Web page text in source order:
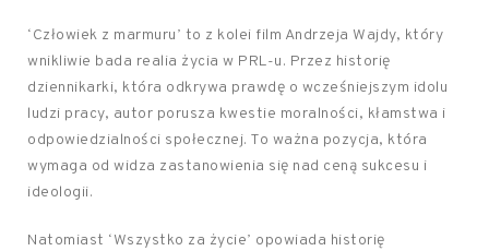
‘Człowiek z marmuru’ to z kolei film Andrzeja Wajdy, który
wnikliwie bada realia życia w PRL-u. Przez historię
dziennikarki, która odkrywa prawdę o wcześniejszym idolu
ludzi pracy, autor porusza kwestie moralności, kłamstwa i
odpowiedzialności społecznej. To ważna pozycja, która
wymaga od widza zastanowienia się nad ceną sukcesu i
ideologii.
Natomiast ‘Wszystko za życie’ opowiada historię